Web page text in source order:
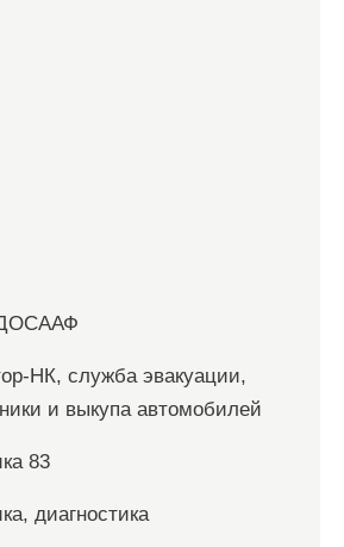
НК, служба эвакуации,
и выкупа автомобилей
83
диагностика